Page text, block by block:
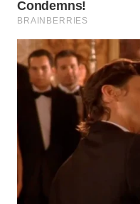
PAKPAK
WN
KARAWANG
WN
BEKASI
WN
BOGOR